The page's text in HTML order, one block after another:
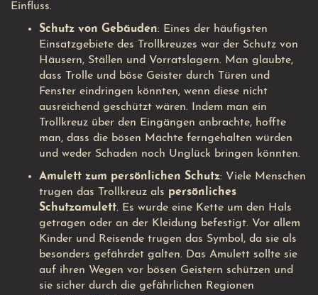
Einfluss.
Schutz von Gebäuden: Eines der häufigsten
Einsatzgebiete des Trollkreuzes war der Schutz von
Häusern, Ställen und Vorratslagern. Man glaubte,
dass Trolle und böse Geister durch Türen und
Fenster eindringen könnten, wenn diese nicht
ausreichend geschützt wären. Indem man ein
Trollkreuz über den Eingängen anbrachte, hoffte
man, dass die bösen Mächte ferngehalten würden
und weder Schaden noch Unglück bringen könnten.
Amulett zum persönlichen Schutz: Viele Menschen
trugen das Trollkreuz als persönliches
Schutzamulett. Es wurde eine Kette um den Hals
getragen oder an der Kleidung befestigt. Vor allem
Kinder und Reisende trugen das Symbol, da sie als
besonders gefährdet galten. Das Amulett sollte sie
auf ihren Wegen vor bösen Geistern schützen und
sie sicher durch die gefährlichen Regionen